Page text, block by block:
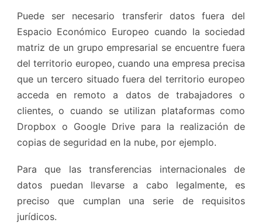
Puede ser necesario transferir datos fuera del
Espacio Económico Europeo cuando la sociedad
matriz de un grupo empresarial se encuentre fuera
del territorio europeo, cuando una empresa precisa
que un tercero situado fuera del territorio europeo
acceda en remoto a datos de trabajadores o
clientes, o cuando se utilizan plataformas como
Dropbox o Google Drive para la realización de
copias de seguridad en la nube, por ejemplo.
Para que las transferencias internacionales de
datos puedan llevarse a cabo legalmente, es
preciso que cumplan una serie de requisitos
jurídicos.